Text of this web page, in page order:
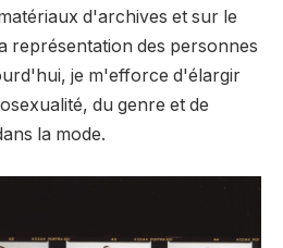
d'archives et sur le
représentation des personnes
je m'efforce d'élargir
du genre et de
la mode.